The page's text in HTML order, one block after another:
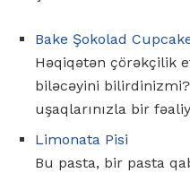
Bake Şokolad
Həqiqətən çörəkçilik
biləcəyini
uşaqlarınızla bir
Limonata Pisi
Bu pasta, bir pasta